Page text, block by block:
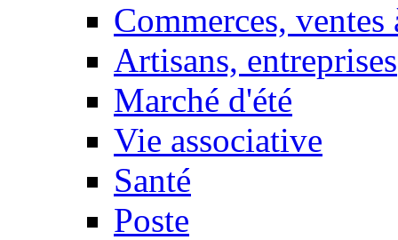
Commerces, ventes
Artisans, entreprises
Marché d'été
Vie associative
Santé
Poste